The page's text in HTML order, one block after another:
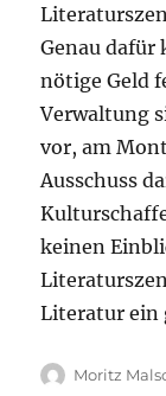
Genau dafür
nötige Geld
Verwaltung
vor, am
Ausschuss
keinen
Literatur ein
Autor
Moritz